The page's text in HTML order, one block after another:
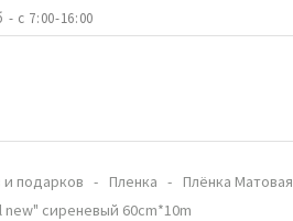
с 7:00-16:00
и подарков Пленка
Плёнка Матовая
new" сиреневый 60cm*10m